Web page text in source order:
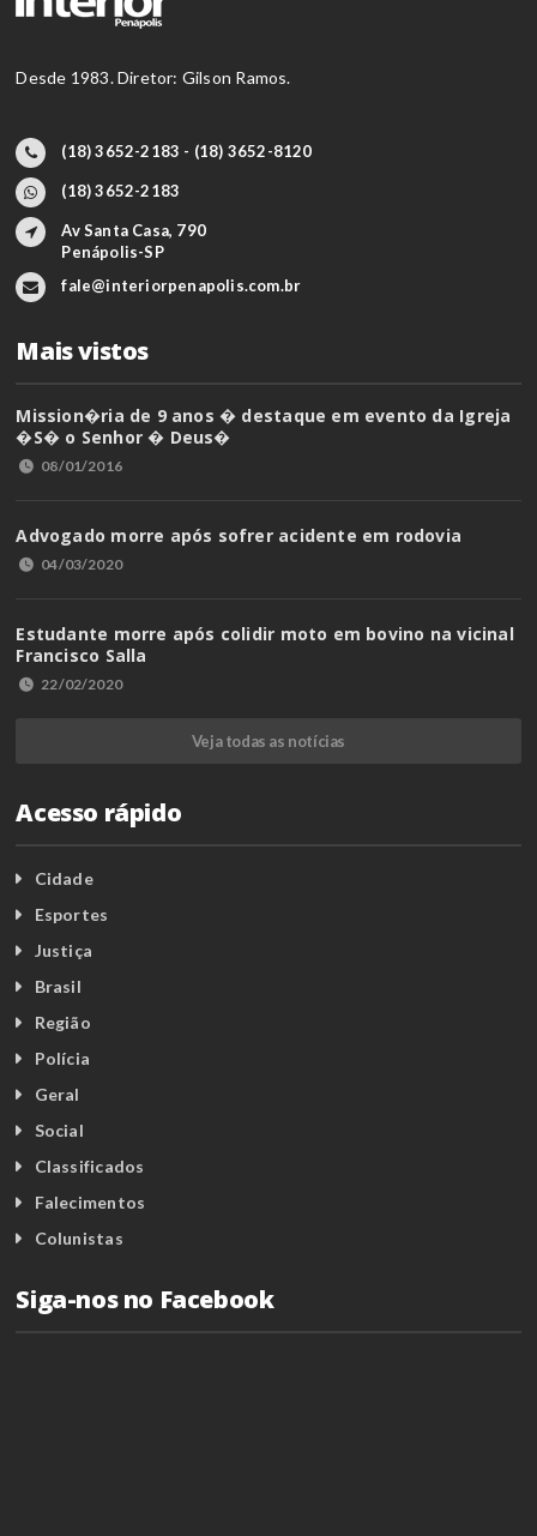
Desde 1983. Diretor: Gilson Ramos.
(18) 3652-2183 - (18) 3652-8120
(18) 3652-2183
Av Santa Casa, 790
Penápolis-SP
fale@interiorpenapolis.com.br
Mais vistos
Mission�ria de 9 anos � destaque em evento da Igreja
�S� o Senhor � Deus�
08/01/2016
Advogado morre após sofrer acidente em rodovia
04/03/2020
Estudante morre após colidir moto em bovino na vicinal
Francisco Salla
22/02/2020
Veja todas as notícias
Acesso rápido
Cidade
Esportes
Justiça
Brasil
Região
Polícia
Geral
Social
Classificados
Falecimentos
Colunistas
Siga-nos no Facebook